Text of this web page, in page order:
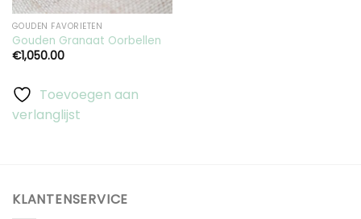
GOUDEN FAVORIETEN
Gouden Granaat Oorbellen
€1,050.00
Toevoegen aan
verlanglijst
KLANTENSERVICE